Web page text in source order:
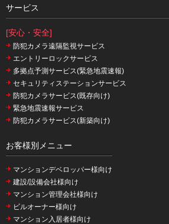
サービス
[安心・安全]
防犯カメラ遠隔監視サービス
エントリーロックサービス
多拠点予測サービス(緊急地震速報)
セキュリティステーションサービス
防犯カメラサービス(既存向け)
緊急地震速報サービス
防犯カメラサービス(新築向け)
お客様別メニュー
マンションデベロッパー様向け
建設/設備会社様向け
マンション管理会社様向け
ビルオーナー様向け
マンション入居者様向け